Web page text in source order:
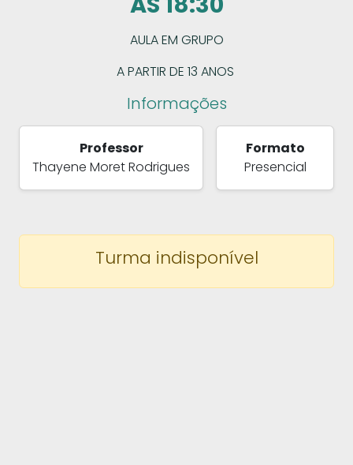
AULA EM GRUPO
A PARTIR DE 13 ANOS
Informações
Professor
Thayene Moret Rodrigues
Formato
Presencial
Turma indisponível